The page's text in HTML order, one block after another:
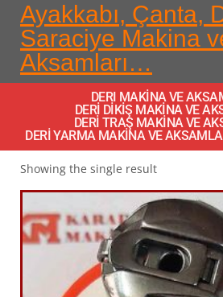
Ayakkabı, Çanta,
Saraciye Makina
Aksamları…
DERI MAKİNA VE
DERİ DİKİŞ MAKİNA VE
DERİ TRAŞ MAKİNA VE
DERİ YARMA MAKİNA VE
Showing the single result